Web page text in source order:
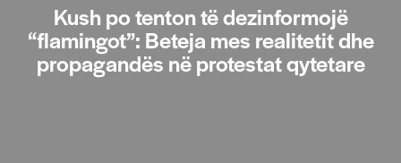
Kush po tenton të dezinformojë
“flamingot”: Beteja mes realitetit dhe
propagandës në protestat qytetare